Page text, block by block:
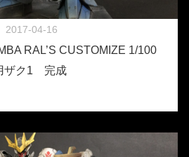
2017-04-16
RAL’S CUSTOMIZE 1/100
ザク1 完成